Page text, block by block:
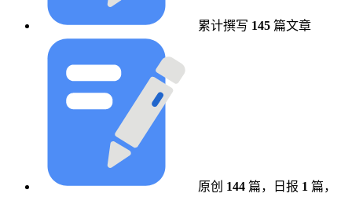
累计撰写 145 篇文章
原创 144 篇， 日报 1 篇，